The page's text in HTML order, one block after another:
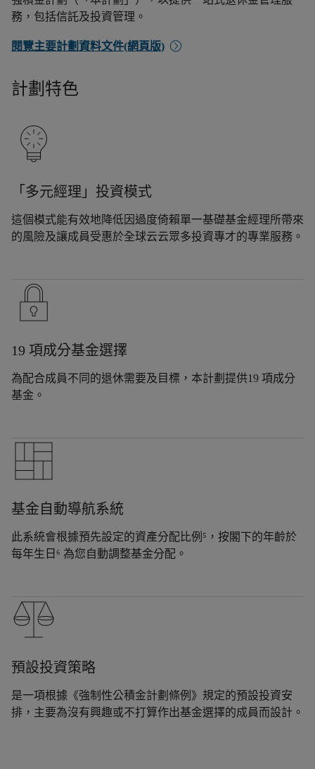
務，包括信託及投資管理。
閱覽主要計劃資料文件(網頁版)
計劃特色
「多元經理」投資模式
這個模式能有效地降低因過度倚賴單一基礎基金經理所帶來
的風險及讓成員受惠於全球云云眾多投資專才的專業服務。
19 項成分基金選擇
為配合成員不同的退休需要及目標，本計劃提供19 項成分
基金。
基金自動導航系統
此系統會根據預先設定的資產分配比例⁵，按閣下的年齡於
每年生日⁶ 為您自動調整基金分配。
預設投資策略
是一項根據《強制性公積金計劃條例》規定的預設投資安
排，主要為沒有興趣或不打算作出基金選擇的成員而設計。